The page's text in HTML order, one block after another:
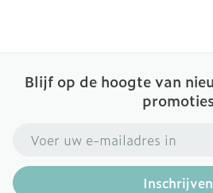
Blijf op de hoogte van
promoties
Inschrijven